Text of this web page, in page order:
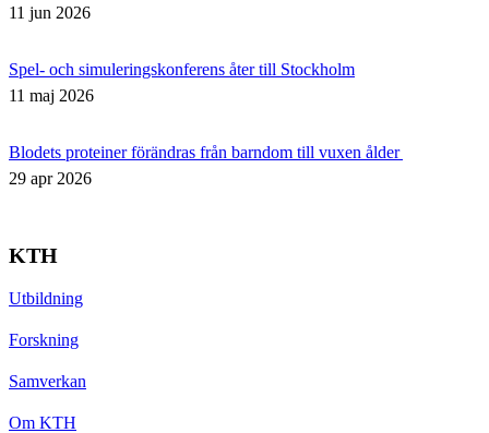
11 jun 2026
Spel- och simuleringskonferens åter till Stockholm
11 maj 2026
Blodets proteiner förändras från barndom till vuxen ålder
29 apr 2026
KTH
Utbildning
Forskning
Samverkan
Om KTH